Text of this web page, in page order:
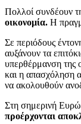
Πολλοί συνδέουν
οικονομία. Η
Σε περιόδους
αυξάνουν τα
υπερθέρμανση της
και η απασχόληση
να ακολουθούν
Στη σημερινή
προέρχονται